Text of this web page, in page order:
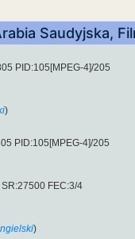
Saudyjska,
PID:105[MPEG-4]/205
)
PID:105[MPEG-4]/205
FEC:3/4
)